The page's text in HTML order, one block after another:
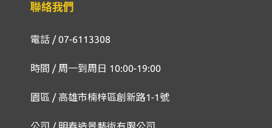
聯絡我們
電話 / 07-6113308
時間 / 周一到周日 10:00-19:00
園區 / 高雄市楠梓區創新路1-1號